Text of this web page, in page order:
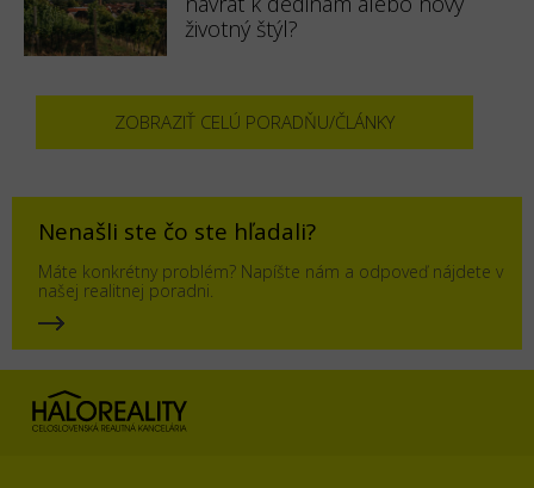
životný štýl?
ZOBRAZIŤ CELÚ PORADŇU/ČLÁNKY
Nenašli ste čo ste hľadali?
Máte konkrétny problém? Napíšte nám a odpoveď nájdete v
našej realitnej poradni.